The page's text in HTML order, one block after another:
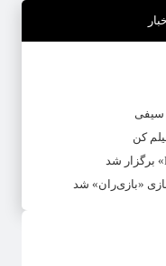
سیفی
کن
«بازی‌ران» شد